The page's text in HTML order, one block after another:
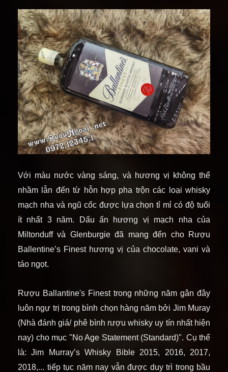
Với màu nước vàng sáng, và hương vị không thể
nhầm lẫn đến từ hỗn hợp pha trộn các loại whisky
mạch nha và ngũ cốc được lựa chọn tỉ mỉ có độ tuổi
ít nhất 3 năm. Dấu ấn hương vị mạch nha của
Miltonduff và Glenburgie đã mang đến cho Rượu
Ballentine’s Finest hương vị của chocolate, vani và
táo ngọt.
Rượu Ballantine's Finest trong những năm gân đây
luôn ngự trị trong bình chọn hàng năm bởi Jim Muray
(Nhà đánh giá/ phê bình rượu whisky uy tín nhất hiện
nay) cho mục "No Age Statement (Standard)". Cụ thể
là: Jim Murray’s Whisky Bible 2015, 2016, 2017,
2018,... tiếp tục năm nay vẫn được duy trì trong bầu